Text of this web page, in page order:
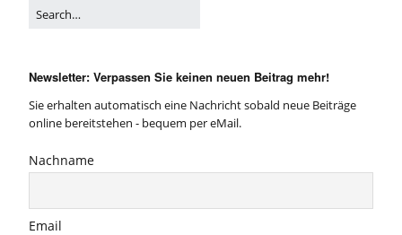
Newsletter: Verpassen Sie keinen neuen Beitrag mehr!
Sie erhalten automatisch eine Nachricht sobald neue Beiträge
online bereitstehen - bequem per eMail.
Nachname
Email